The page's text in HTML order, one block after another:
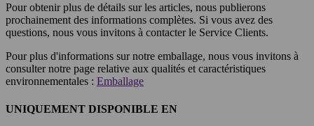
Pour obtenir plus de détails sur les articles, nous publierons
prochainement des informations complètes. Si vous avez des
questions, nous vous invitons à contacter le Service Clients.
Pour plus d'informations sur notre emballage, nous vous invitons à
consulter notre page relative aux qualités et caractéristiques
environnementales : Emballage
UNIQUEMENT DISPONIBLE EN